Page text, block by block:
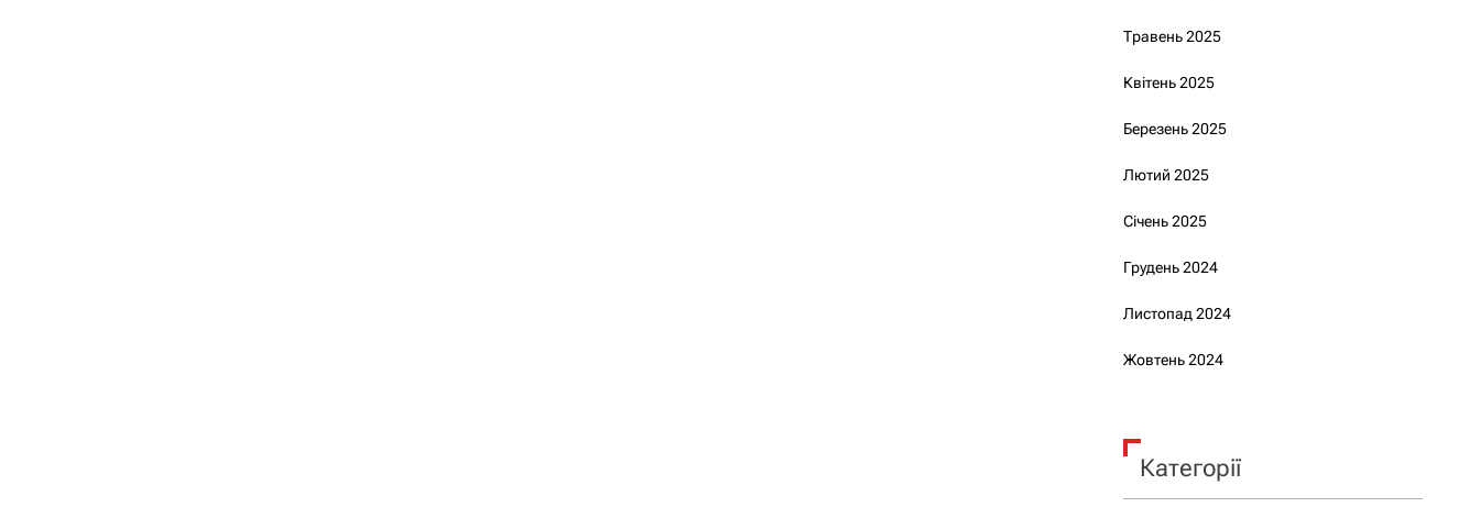
Травень 2025
Квітень 2025
Березень 2025
Лютий 2025
Січень 2025
Грудень 2024
Листопад 2024
Жовтень 2024
Категорії